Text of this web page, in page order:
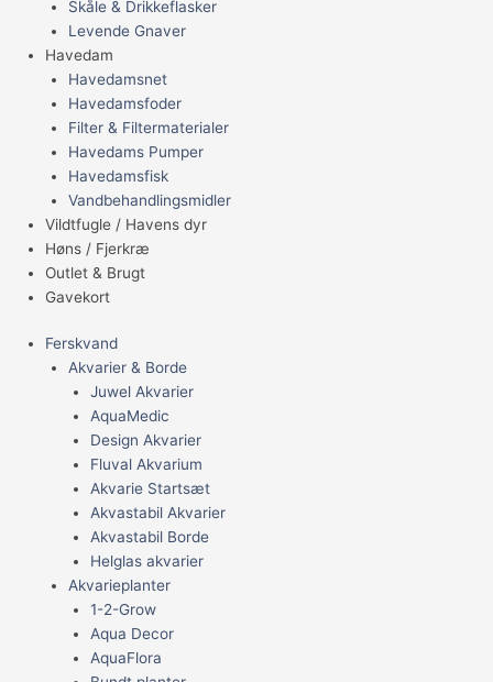
Skåle & Drikkeflasker
Levende Gnaver
Havedam
Havedamsnet
Havedamsfoder
Filter & Filtermaterialer
Havedams Pumper
Havedamsfisk
Vandbehandlingsmidler
Vildtfugle / Havens dyr
Høns / Fjerkræ
Outlet & Brugt
Gavekort
Ferskvand
Akvarier & Borde
Juwel Akvarier
AquaMedic
Design Akvarier
Fluval Akvarium
Akvarie Startsæt
Akvastabil Akvarier
Akvastabil Borde
Helglas akvarier
Akvarieplanter
1-2-Grow
Aqua Decor
AquaFlora